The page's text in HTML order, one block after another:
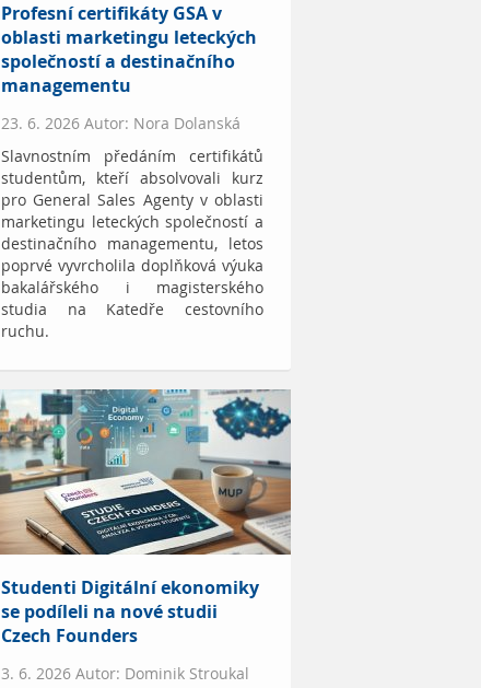
Profesní certifikáty GSA v
oblasti marketingu leteckých
společností a destinačního
managementu
23. 6. 2026 Autor: Nora Dolanská
Slavnostním předáním certifikátů
studentům, kteří absolvovali kurz
pro General Sales Agenty v oblasti
marketingu leteckých společností a
destinačního managementu, letos
poprvé vyvrcholila doplňková výuka
bakalářského i magisterského
studia na Katedře cestovního
ruchu.
Studenti Digitální ekonomiky
se podíleli na nové studii
Czech Founders
3. 6. 2026 Autor: Dominik Stroukal